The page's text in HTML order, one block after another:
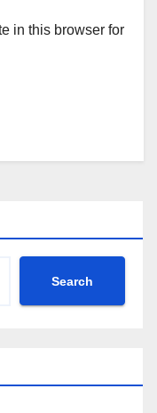
in this browser for
Search